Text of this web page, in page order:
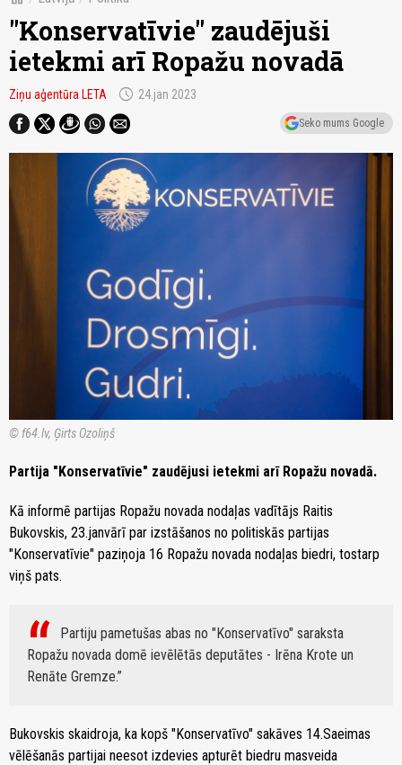
"Konservatīvie" zaudējuši
ietekmi arī Ropažu novadā
Ziņu aģentūra LETA schedule 24.jan 2023
Seko mums Google
© f64.lv, Ģirts Ozoliņš
Partija "Konservatīvie" zaudējusi ietekmi arī Ropažu novadā.
Kā informē partijas Ropažu novada nodaļas vadītājs Raitis
Bukovskis, 23.janvārī par izstāšanos no politiskās partijas
"Konservatīvie" paziņoja 16 Ropažu novada nodaļas biedri, tostarp
viņš pats.
Partiju pametušas abas no "Konservatīvo" saraksta
Ropažu novada domē ievēlētās deputātes - Irēna Krote un
Renāte Gremze.
Bukovskis skaidroja, ka kopš "Konservatīvo" sakāves 14.Saeimas
vēlēšanās partijai neesot izdevies apturēt biedru masveida